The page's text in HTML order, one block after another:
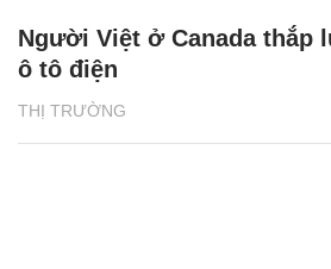
THỊ TRƯỜNG
Người Việt ở Canada thắp
ô tô điện